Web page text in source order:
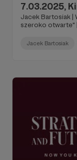
7.03.2025,
Jacek Bartosiak |
szeroko otwarte"
Jacek Bartosiak